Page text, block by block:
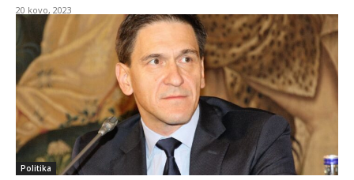
20 kovo, 2023
Politika